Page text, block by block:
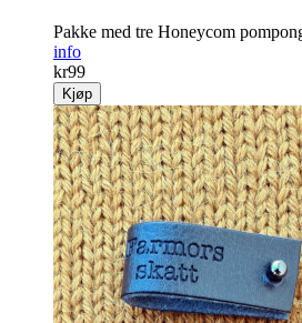
Pakke med tre Honeycom
info
kr99
Kjøp